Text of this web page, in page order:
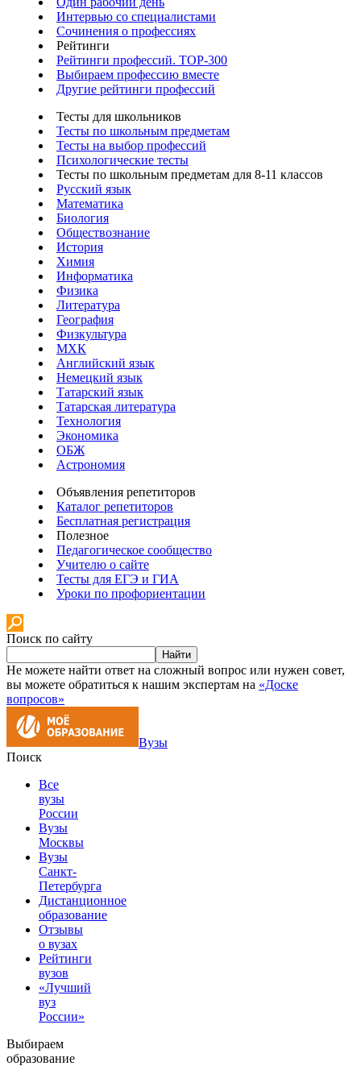
Интервью со специалистами
Сочинения о профессиях
Рейтинги
Рейтинги профессий. TOP-300
Выбираем профессию вместе
Другие рейтинги профессий
Тесты для школьников
Тесты по школьным предметам
Тесты на выбор профессий
Психологические тесты
Тесты по школьным предметам для 8-11 классов
Русский язык
Математика
Биология
Обществознание
История
Химия
Информатика
Физика
Литература
География
Физкультура
МХК
Английский язык
Немецкий язык
Татарский язык
Татарская литература
Технология
Экономика
ОБЖ
Астрономия
Объявления репетиторов
Каталог репетиторов
Бесплатная регистрация
Полезное
Педагогическое сообщество
Учителю о сайте
Тесты для ЕГЭ и ГИА
Уроки по профориентации
Поиск по сайту
Найти
Не можете найти ответ на сложный вопрос или нужен совет,
вы можете обратиться к нашим экспертам на «Доске
вопросов»
Вузы
Поиск
Все
вузы
России
Вузы
Москвы
Вузы
Санкт-
Петербурга
Дистанционное
образование
Отзывы
о вузах
Рейтинги
вузов
«Лучший
вуз
России»
Выбираем
образование